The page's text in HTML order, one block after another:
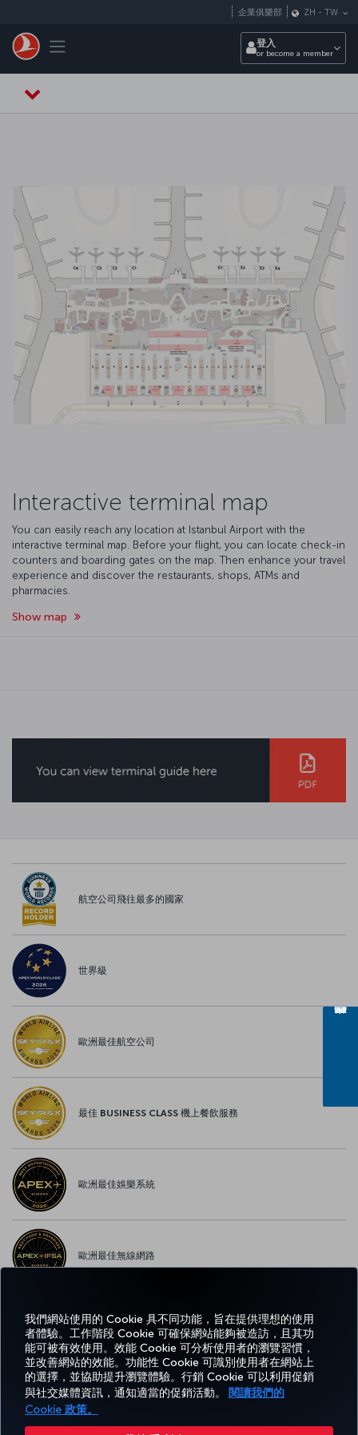
我們網站使用的 Cookie 具不同功能，旨在提供理想的使用
者體驗。工作階段 Cookie 可確保網站能夠被造訪，且其功
能可被有效使用。效能 Cookie 可分析使用者的瀏覽習慣，
並改善網站的效能。功能性 Cookie 可識別使用者在網站上
的選擇，並協助提升瀏覽體驗。行銷 Cookie 可以利用促銷
與社交媒體資訊，通知適當的促銷活動。
閱讀我們的
Cookie 政策。
Toggle navigation
企業俱樂部 ZH - TW
登入
or become a member
Interactive terminal map
You can easily reach any location at Istanbul Airport with the
interactive terminal map. Before your flight, you can locate check-in
counters and boarding gates on the map. Then enhance your travel
experience and discover the restaurants, shops, ATMs and
pharmacies.
Show map
航空公司飛往最多的國家
世界級
歐洲最佳航空公司
最佳 BUSINESS CLASS 機上餐飲服務
歐洲最佳娛樂系統
歐洲最佳無線網路
Facebook
TwitterInstagram
YouTubeLinkedIn
Tiktok部落格Pinterest
預訂
及管
體
驗
優惠
及目
的地
說
明
MILES&SMILES
Corporate
Club
TURKISH